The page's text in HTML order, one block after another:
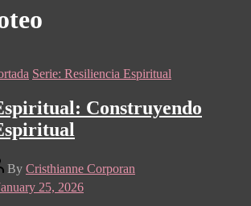
Serie: Resiliencia Espiritual
Construyendo
By Cristhianne Corporan
25, 2026